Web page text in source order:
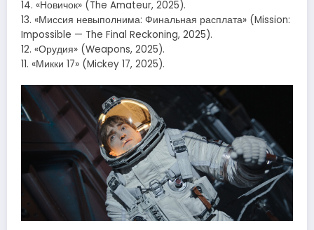
14. «Новичок» (The Amateur, 2025).
13. «Миссия невыполнима: Финальная расплата» (Mission:
Impossible — The Final Reckoning, 2025).
12. «Орудия» (Weapons, 2025).
11. «Микки 17» (Mickey 17, 2025).